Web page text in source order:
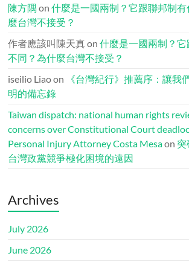
陳方隅 on什麼是一國兩制？它跟聯邦制
麼台灣不接受？
作者應該叫陳天真 on什麼是一國兩制？
不同？為什麼台灣不接受？
iseilio Liaoon
《台灣紀行》推薦序：讓我
明的備忘錄
Taiwan dispatch: national human rights
concerns over Constitutional Court
Personal Injury Attorney Costa Mesaon 突
台灣政黨競爭極化困境的遠因
Archives
July 2026
June 2026